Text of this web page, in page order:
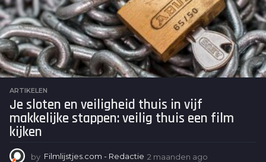
ARTIKELEN
Je sloten en veiligheid thuis in vijf
makkelijke stappen: veilig thuis een film
kijken
by Filmlijstjes.com - Redactie 2 maanden ago